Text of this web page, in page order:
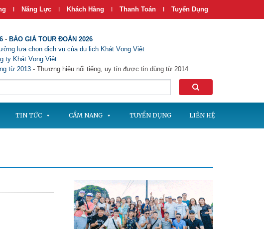
| Năng Lực | Khách Hàng | Thanh Toán | Tuyển Dụng
- BÁO GIÁ TOUR ĐOÀN 2026
lựa chọn dịch vụ của du lịch Khát Vọng Việt
ty Khát Vọng Việt
từ 2013 - Thương hiệu nổi tiếng, uy tín được tin dùng từ 2014
TIN TỨC CẨM NANG TUYỂN DỤNG LIÊN HỆ